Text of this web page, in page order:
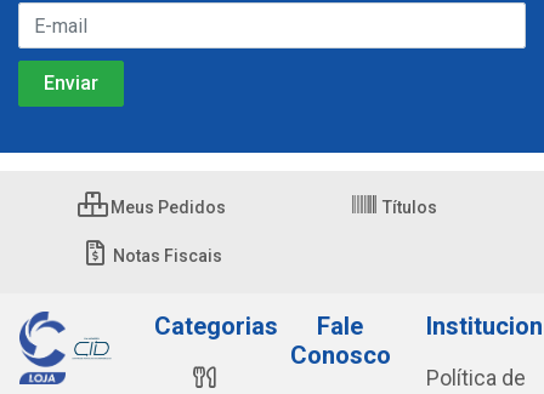
Meus Pedidos Títulos
Notas Fiscais
Categorias
Fale
Conosco
Política de